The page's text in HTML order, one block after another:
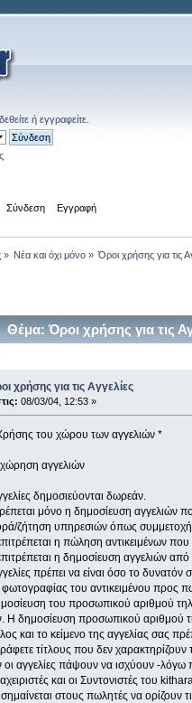
ή εγγραφείτε
Σύνδεση Εγγραφή
» Νέα και όχι μόνο» Όροι χρήσης για τις
Θέμα: Όροι χρήσης για τις
χρήσης για τις Αγγελίες
08/03/04, 12:53 »
του χώρου των αγγελιών *
αγγελιών
δημοσιεύονται δωρεάν.
μόνο η δημοσίευση αγγελιών
ζήτηση υπηρεσιών όπως
η πώληση αντικειμένων
η δημοσίευση αγγελιών
πρέπει να είναι όσο το δυνατόν
του αντικειμένου προς
του προσωπικού αριθμού
Η δημοσίευση προσωπικού αριθμού
και το κείμενο της αγγελίας σας
τίτλους που δεν
αγγελίες πάψουν να ισχύουν -λόγω
και οι Συντονιστές του
στους πωλητές να ορίζουν